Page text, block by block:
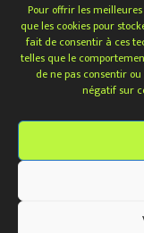
Pour offrir les
que les cookies pour
fait de consentir à ces
telles que le
de ne pas consentir
négatif sur
© PELLEAU &